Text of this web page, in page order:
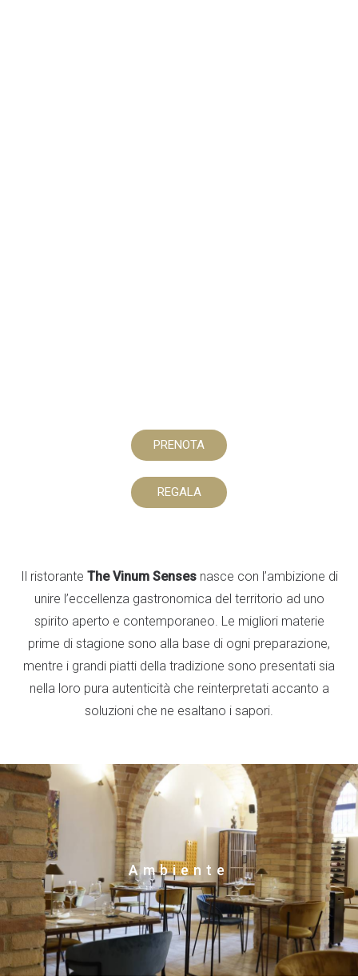
PRENOTA
REGALA
Il ristorante The Vinum Sensesnasce con l’ambizione di
unire l’eccellenza gastronomica del territorio ad uno
spirito aperto e contemporaneo. Le migliori materie
prime di stagione sono alla base di ogni preparazione,
mentre i grandi piatti della tradizione sono presentati sia
nella loro pura autenticità che reinterpretati accanto a
soluzioni che ne esaltano i sapori.
Ambiente